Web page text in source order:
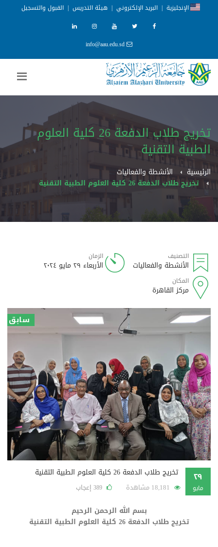
الإنجليزية | البريد الإلكتروني | هيئة التدريس | القبول والتسجيل
info@aau.edu.sd
تخريج طلاب الدفعة 26 كلية العلوم
الطبية التقنية
الرئيسية
الأنشطة والفعاليات
تخريج طلاب الدفعة 26 كلية العلوم الطبية التقنية
التصنيف
الأنشطة والفعاليات
الزمان
الأربعاء ٢٩ مايو ٢٠٢٤
المكان
مركز القاهرة
سابق
٢٩
مايو
تخريج طلاب الدفعة 26 كلية العلوم الطبية التقنية
389 إعجاب
بسم الله الرحمن الرحيم
تخريج طلاب الدفعة 26 كلية العلوم الطبية التقنية